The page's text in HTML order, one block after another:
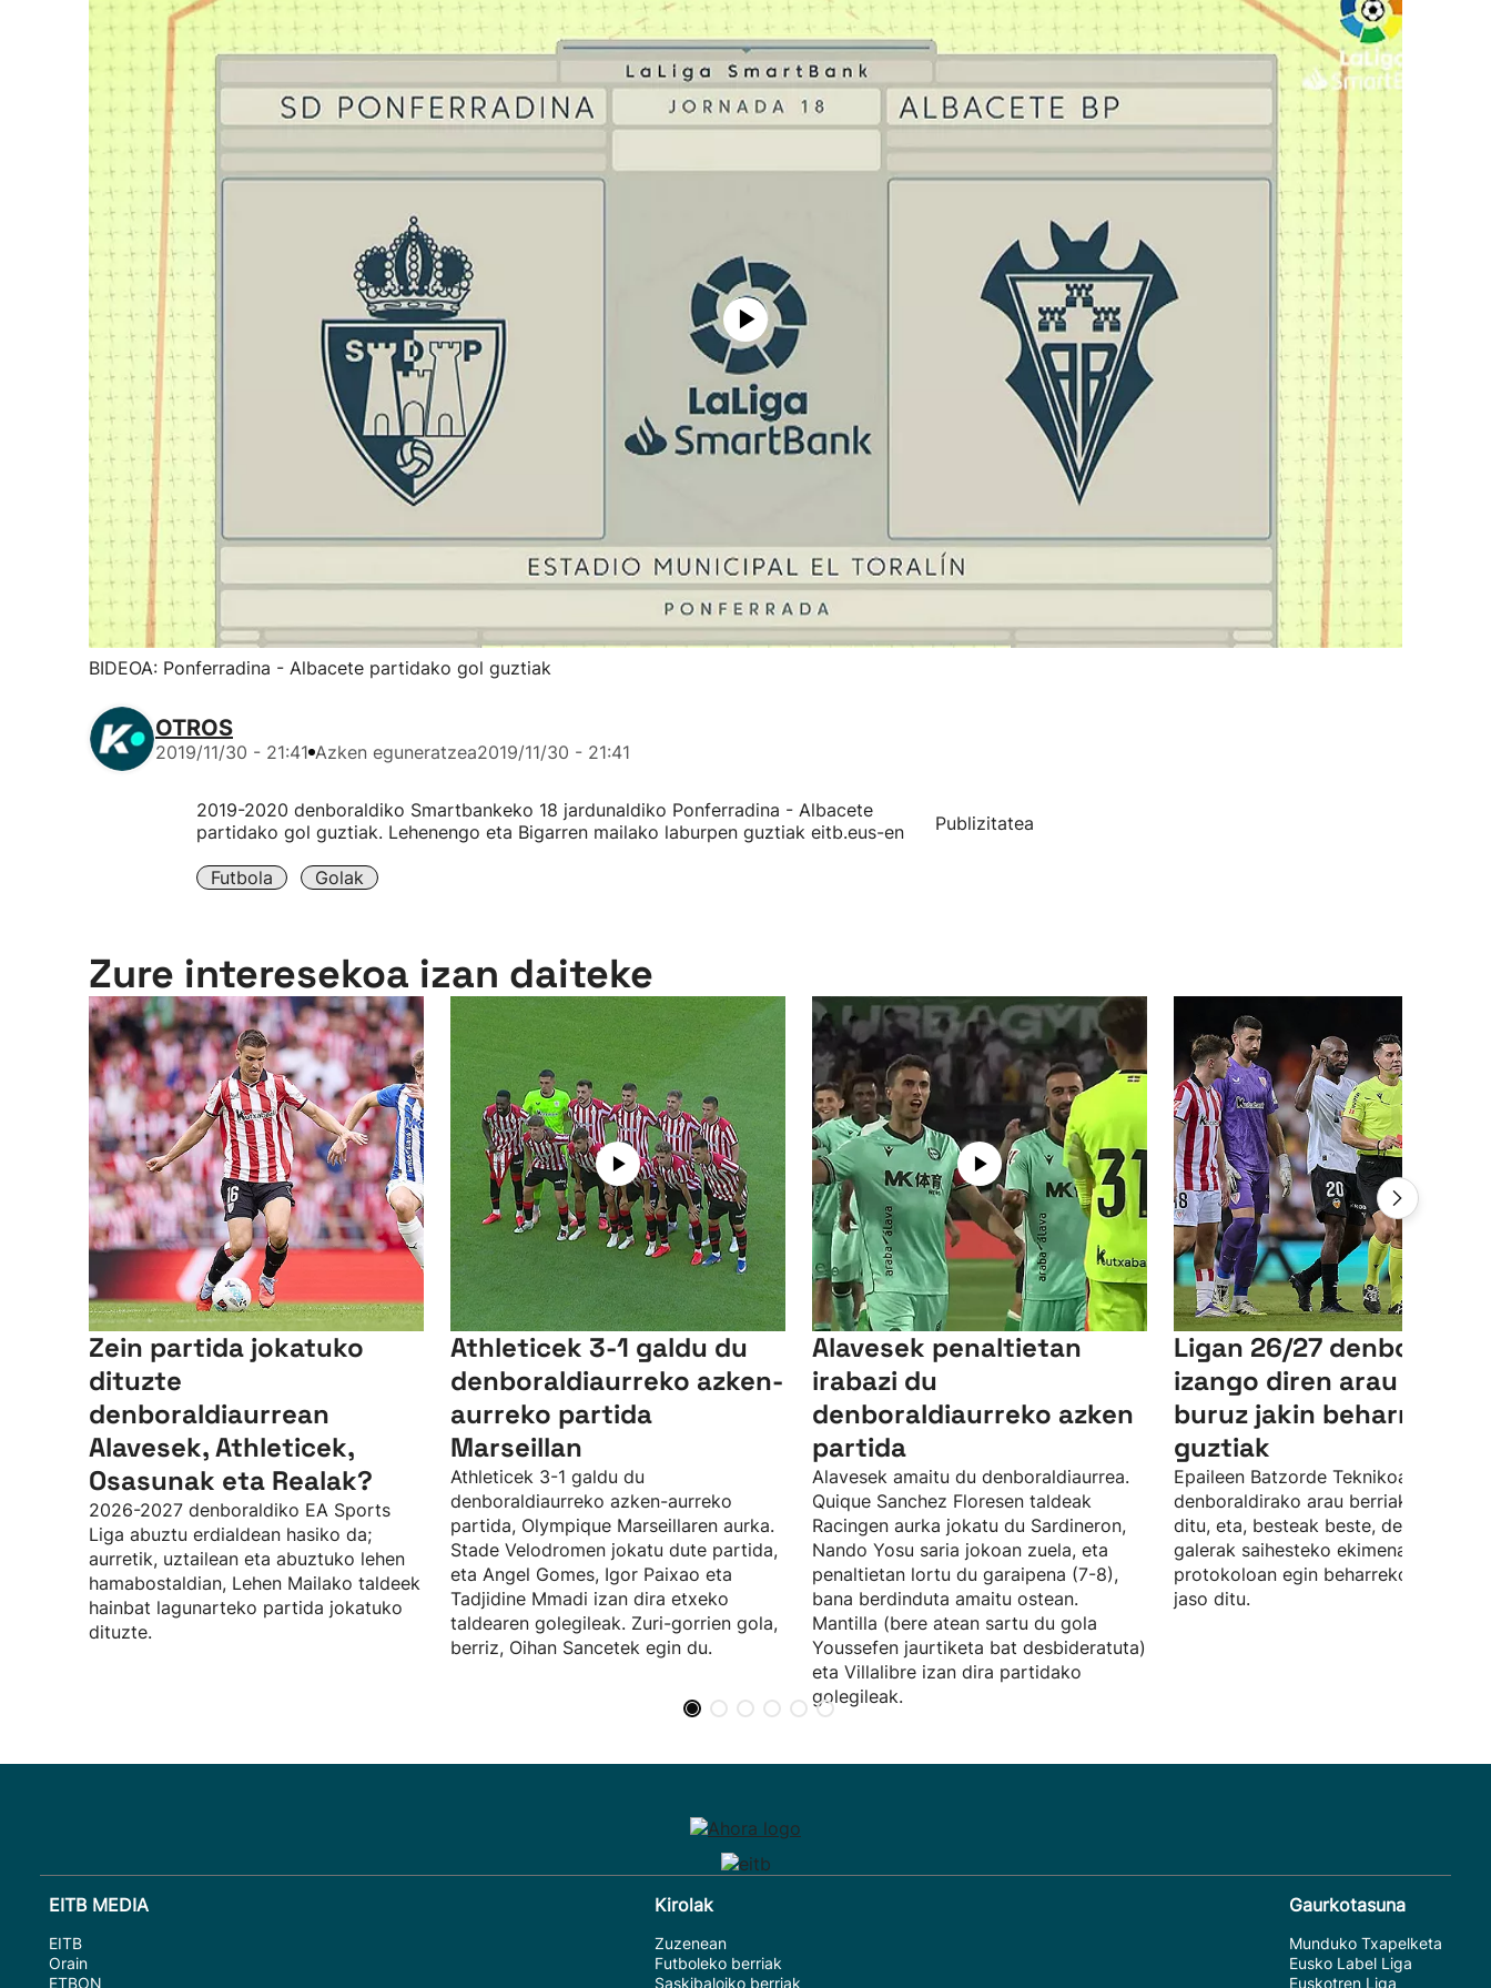
BIDEOA: Ponferradina - Albacete partidako gol guztiak
OTROS
2019/11/30 - 21:41 Azken eguneratzea2019/11/30 - 21:41
2019-2020 denboraldiko Smartbankeko 18 jardunaldiko Ponferradina - Albacete
partidako gol guztiak. Lehenengo eta Bigarren mailako laburpen guztiak eitb.eus-en
Futbola Golak
Publizitatea
Zure interesekoa izan daiteke
Zein partida jokatuko
dituzte
denboraldiaurrean
Alavesek, Athleticek,
Osasunak eta Realak?
2026-2027 denboraldiko EA Sports
Liga abuztu erdialdean hasiko da;
aurretik, uztailean eta abuztuko lehen
hamabostaldian, Lehen Mailako taldeek
hainbat lagunarteko partida jokatuko
dituzte.
Athleticek 3-1 galdu du
denboraldiaurreko azken-
aurreko partida
Marseillan
Athleticek 3-1 galdu du
denboraldiaurreko azken-aurreko
partida, Olympique Marseillaren aurka.
Stade Velodromen jokatu dute partida,
eta Angel Gomes, Igor Paixao eta
Tadjidine Mmadi izan dira etxeko
taldearen golegileak. Zuri-gorrien gola,
berriz, Oihan Sancetek egin du.
Alavesek penaltietan
irabazi du
denboraldiaurreko azken
partida
Alavesek amaitu du denboraldiaurrea.
Quique Sanchez Floresen taldeak
Racingen aurka jokatu du Sardineron,
Nando Yosu saria jokoan zuela, eta
penaltietan lortu du garaipena (7-8),
bana berdinduta amaitu ostean.
Mantilla (bere atean sartu du gola
Youssefen jaurtiketa bat desbideratuta)
eta Villalibre izan dira partidako
golegileak.
Ligan 26/27
izango diren arau berriei
buruz jakin beharreko
guztiak
Epaileen Batzorde Teknikoak
denboraldirako arau berriak
ditu, eta, besteak beste, denbora-
galerak saihesteko ekimenak eta VAR
protokoloan egin beharreko
jaso ditu.
EITB MEDIA
EITB
Orain
ETBON
Kirolak
Zuzenean
Futboleko berriak
Saskibaloiko berriak
Gaurkotasuna
Munduko Txapelketa
Eusko Label Liga
Euskotren Liga